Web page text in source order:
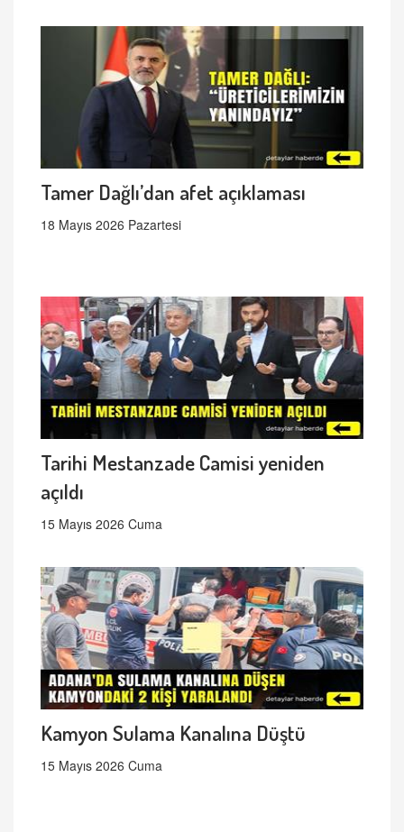
Tamer Dağlı’dan afet açıklaması
18 Mayıs 2026 Pazartesi
Tarihi Mestanzade Camisi yeniden
açıldı
15 Mayıs 2026 Cuma
Kamyon Sulama Kanalına Düştü
15 Mayıs 2026 Cuma